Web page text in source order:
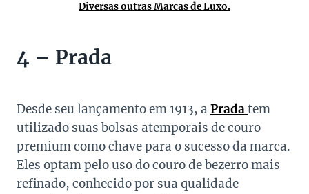
Diversas outras Marcas de Luxo.
4 – Prada
Desde seu lançamento em 1913, a Pradatem
utilizado suas bolsas atemporais de couro
premium como chave para o sucesso da marca.
Eles optam pelo uso do couro de bezerro mais
refinado, conhecido por sua qualidade